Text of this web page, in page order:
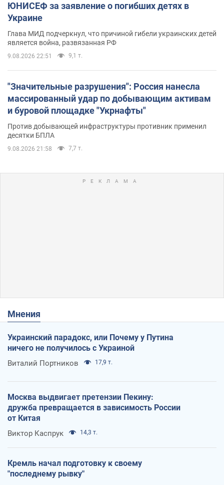
ЮНИСЕФ за заявление о погибших детях в
Украине
Глава МИД подчеркнул, что причиной гибели украинских детей
является война, развязанная РФ
9.08.2026 22:51 9,1 т.
"Значительные разрушения": Россия нанесла
массированный удар по добывающим активам
и буровой площадке "Укрнафты"
Против добывающей инфраструктуры противник применил
десятки БПЛА
9.08.2026 21:58 7,7 т.
Мнения
Украинский парадокс, или Почему у Путина
ничего не получилось с Украиной
Виталий Портников 17,9 т.
Москва выдвигает претензии Пекину:
дружба превращается в зависимость России
от Китая
Виктор Каспрук 14,3 т.
Кремль начал подготовку к своему
"последнему рывку"